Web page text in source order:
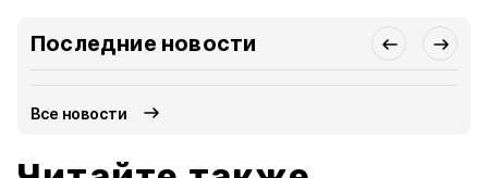
Последние новости
Все новости